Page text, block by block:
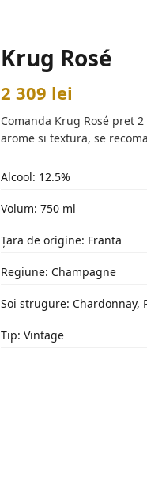
Krug Rosé
2 309 lei
Comanda Krug Rosé pret
arome si textura, se
Alcool: 12.5%
Volum: 750 ml
Țara de origine: Franta
Regiune: Champagne
Soi strugure: Chardonnay,
Tip: Vintage